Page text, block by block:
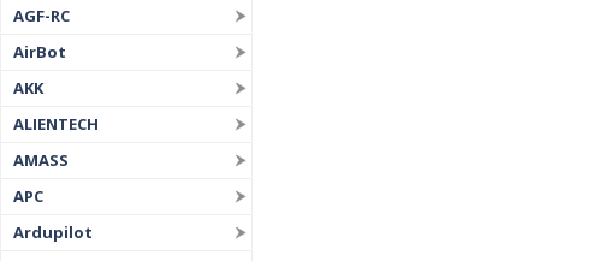
AGF-RC
AirBot
AKK
ALIENTECH
AMASS
APC
Ardupilot